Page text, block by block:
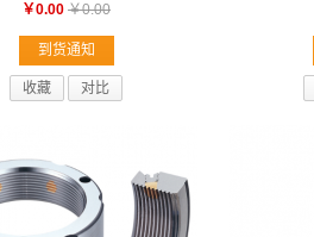
￥0.00 ￥0.00
到货通知
收藏 对比